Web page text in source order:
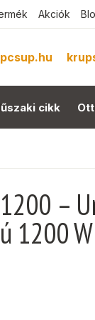
Akciók
cikk
–
1200 W